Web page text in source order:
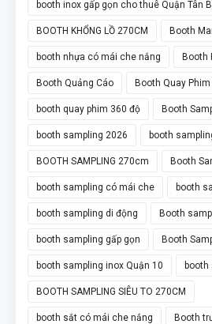
booth inox gấp gọn cho thuê Quận Tân
BOOTH KHỔNG LỒ 270CM Booth
booth nhựa có mái che nắng Booth
Booth Quảng Cáo Booth Quay Phim
booth quay phim 360 độ Booth
booth sampling 2026 booth
BOOTH SAMPLING 270cm Booth
booth sampling có mái che booth
booth sampling di động Booth
booth sampling gấp gọn Booth
booth sampling inox Quận 10 booth
BOOTH SAMPLING SIÊU TO 270CM
booth sắt có mái che nắng Booth